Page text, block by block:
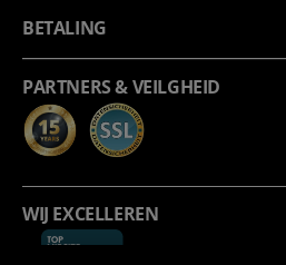
BETALING
PARTNERS & VEILGHEID
WIJ EXCELLEREN